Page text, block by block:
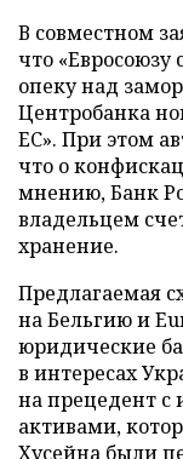
В совместном
что «Евросоюзу
опеку над
Центробанка
ЕС». При этом
что о
мнению, Банк
владельцем
хранение.
Предлагаемая
на Бельгию и
юридические
в интересах
на прецедент с
активами,
Хусейна были